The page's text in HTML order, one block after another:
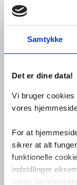
Samtykke
Det er dine data!
Vi bruger
vores
For at
sikrer at alt
funktionelle
indstillinger
vores
VVS nr.
Levering 1-2
Fragt 65,-
807,-